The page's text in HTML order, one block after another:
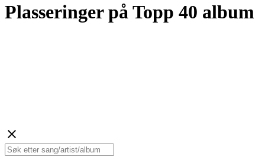
Plasseringer på Topp 40 album
close